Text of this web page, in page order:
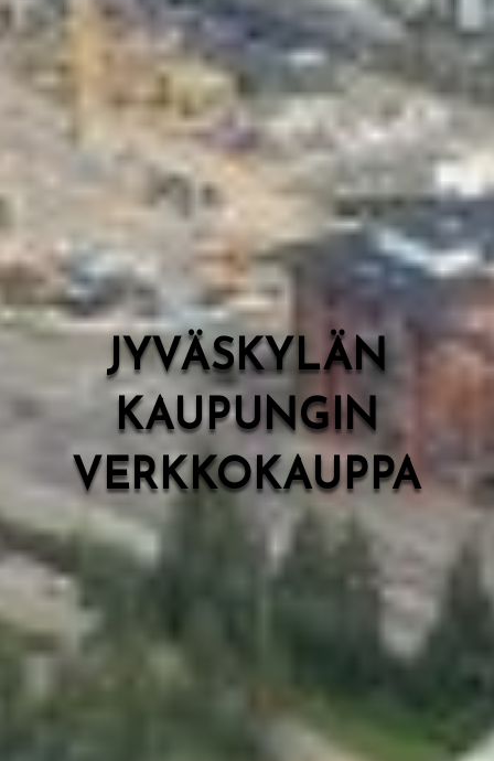
Ohje
English
JYVÄSKYLÄN
KAUPUNGIN
VERKKOKAUPPA